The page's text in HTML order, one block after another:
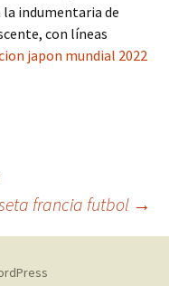
indumentaria de
con líneas
japon mundial 2022
francia futbol →